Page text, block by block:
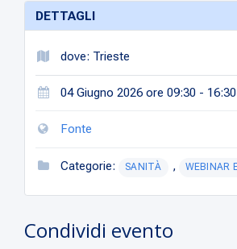
DETTAGLI
dove: Trieste
04 Giugno 2026 ore 09:30 - 16:30
Fonte
Categorie: SANITÀ , WEBINAR
Condividi evento